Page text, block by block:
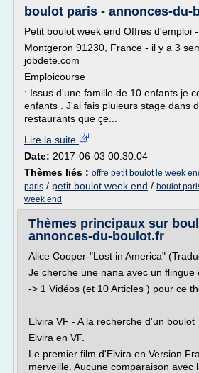
boulot paris - annonces-du-
Petit boulot week end Offres d'emploi
Montgeron 91230, France - il y a 3
jobdete.com
Emploicourse
: Issus d'une famille de 10 enfants je
enfants . J'ai fais pluieurs stage dans
restaurants que çe...
Lire la suite
Date: 2017-06-03 00:30:04
Thèmes liés : offre petit boulot le week
paris / petit boulot week end / boulot
week end
Thèmes principaux sur
annonces-du-boulot.fr
Alice Cooper-"Lost in America"
Je cherche une nana avec un flingue
-> 1 Vidéos (et 10 Articles ) pour ce
Elvira VF - A la recherche d'un boulot
Elvira en VF.
Le premier film d'Elvira en Version
merveille. Aucune comparaison avec